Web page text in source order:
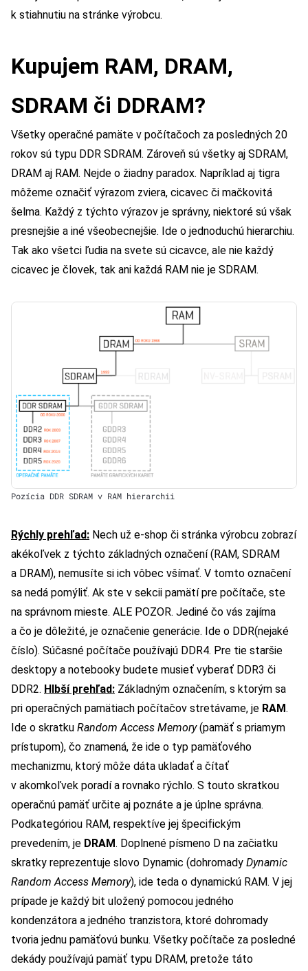
k stiahnutiu na stránke výrobcu.
Kupujem RAM, DRAM,
SDRAM či DDRAM?
Všetky operačné pamäte v počítačoch za posledných 20
rokov sú typu DDR SDRAM. Zároveň sú všetky aj SDRAM,
DRAM aj RAM. Nejde o žiadny paradox. Napríklad aj tigra
môžeme označiť výrazom zviera, cicavec či mačkovitá
šelma. Každý z týchto výrazov je správny, niektoré sú však
presnejšie a iné všeobecnejšie. Ide o jednoduchú hierarchiu.
Tak ako všetci ľudia na svete sú cicavce, ale nie každý
cicavec je človek, tak ani každá RAM nie je SDRAM.
Pozícia DDR SDRAM v RAM hierarchii
Rýchly prehľad: Nech už e-shop či stránka výrobcu zobrazí
akékoľvek z týchto základných označení (RAM, SDRAM
a DRAM), nemusíte si ich vôbec všímať. V tomto označení
sa nedá pomýliť. Ak ste v sekcii pamätí pre počítače, ste
na správnom mieste. ALE POZOR. Jediné čo vás zajíma
a čo je dôležité, je označenie generácie. Ide o DDR(nejaké
číslo). Súčasné počítače používajú DDR4. Pre tie staršie
desktopy a notebooky budete musieť vyberať DDR3 či
DDR2. Hlbší prehľad: Základným označením, s ktorým sa
pri operačných pamätiach počítačov stretávame, je RAM.
Ide o skratku Random Access Memory(pamäť s priamym
prístupom), čo znamená, že ide o typ pamäťového
mechanizmu, ktorý môže dáta ukladať a čítať
v akomkoľvek poradí a rovnako rýchlo. S touto skratkou
operačnú pamäť určite aj poznáte a je úplne správna.
Podkategóriou RAM, respektíve jej špecifickým
prevedením, je DRAM. Doplnené písmeno D na začiatku
skratky reprezentuje slovo Dynamic (dohromady Dynamic
Random Access Memory), ide teda o dynamickú RAM. V jej
prípade je každý bit uložený pomocou jedného
kondenzátora a jedného tranzistora, ktoré dohromady
tvoria jednu pamäťovú bunku. Všetky počítače za posledné
dekády používajú pamäť typu DRAM, pretože táto